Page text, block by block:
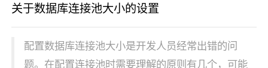
关于数据库连接池大小的设置
配置数据库连接池大小是开发人员经常出错的问
题。在配置连接池时需要理解的原则有几个，可能